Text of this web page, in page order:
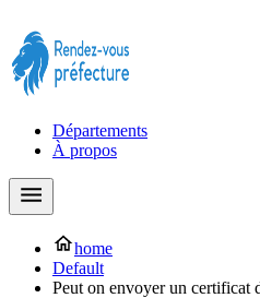
Départements
À propos
home
Default
Peut on envoyer un certificat